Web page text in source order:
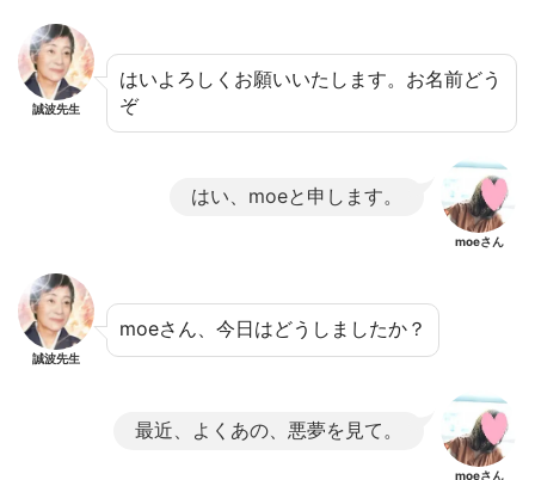
誠波先生
はいよろしくお願いいたします。お名前どう
ぞ
はい、moeと申します。
moeさん
誠波先生
moeさん、今日はどうしましたか？
最近、よくあの、悪夢を見て。
moeさん